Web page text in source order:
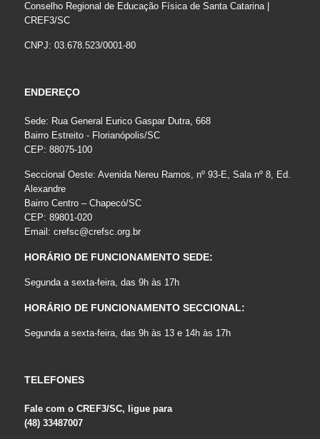
Conselho Regional de Educação Física de Santa Catarina |
CREF3/SC
CNPJ: 03.678.523/0001-80
ENDEREÇO
Sede: Rua General Eurico Gaspar Dutra, 668
Bairro Estreito - Florianópolis/SC
CEP: 88075-100
Seccional Oeste: Avenida Nereu Ramos, nº 93-E, Sala nº 8, Ed.
Alexandre
Bairro Centro – Chapecó/SC
CEP: 89801-020
Email: crefsc@crefsc.org.br
HORÁRIO DE FUNCIONAMENTO SEDE:
Segunda a sexta-feira, das 9h às 17h
HORÁRIO DE FUNCIONAMENTO SECCIONAL:
Segunda a sexta-feira, das 9h às 13 e 14h às 17h
TELEFONES
Fale com o CREF3/SC, ligue para
(48) 33487007